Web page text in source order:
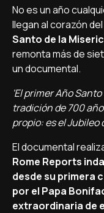
No es un año
llegan al corazón
Santo de la
remonta más de
un documental.
'El primer Año
tradición de 700
propio: es el Jubileo
El documental
Rome Reports
desde su primera
por el Papa
extraordinaria de